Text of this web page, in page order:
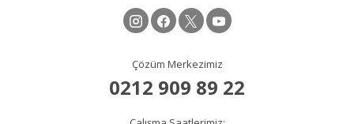
Çözüm Merkezimiz
0212 909 89 22